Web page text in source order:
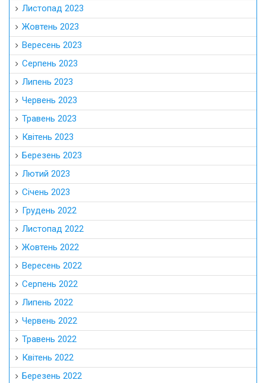
Листопад 2023
Жовтень 2023
Вересень 2023
Серпень 2023
Липень 2023
Червень 2023
Травень 2023
Квітень 2023
Березень 2023
Лютий 2023
Січень 2023
Грудень 2022
Листопад 2022
Жовтень 2022
Вересень 2022
Серпень 2022
Липень 2022
Червень 2022
Травень 2022
Квітень 2022
Березень 2022